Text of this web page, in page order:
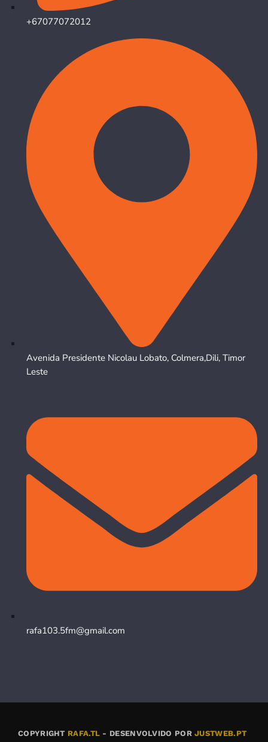
+67077072012
Avenida Presidente Nicolau Lobato, Colmera,Dili, Timor
Leste
rafa103.5fm@gmail.com
COPYRIGHT RAFA.TL - DESENVOLVIDO PORJUSTWEB.PT